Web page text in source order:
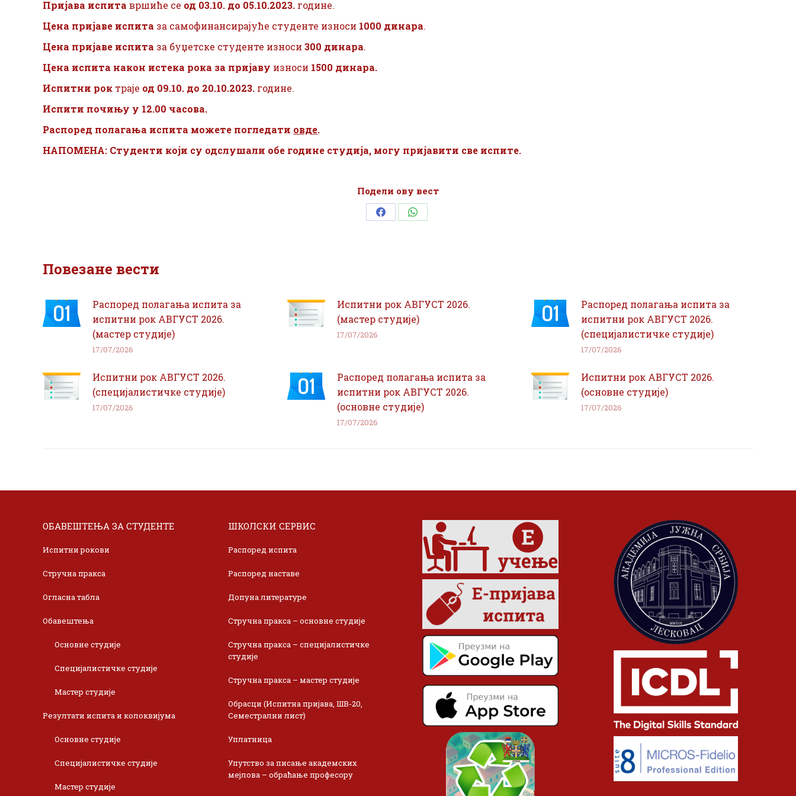
Пријава испита вршиће се од 03.10. до 05.10.2023. године.
Цена пријаве испита за самофинансирајуће студенте износи 1000 динара.
Цена пријаве испита за буџетске студенте износи 300 динара.
Цена испита након истека рока за пријаву износи 1500 динара.
Испитни рок траје од 09.10. до 20.10.2023. године.
Испити почињу у 12.00 часова.
Распоред полагања испита можете погледати овде.
НАПОМЕНА: Студенти који су одслушали обе године студија, могу пријавити све испите.
Подели ову вест
Share Share
Повезане вести
Распоред полагања испита за
испитни рок АВГУСТ 2026.
(мастер студије)
17/07/2026
Испитни рок АВГУСТ 2026.
(мастер студије)
17/07/2026
Распоред полагања испита за
испитни рок АВГУСТ 2026.
(специјалистичке студије)
17/07/2026
Испитни рок АВГУСТ 2026.
(специјалистичке студије)
17/07/2026
Распоред полагања испита за
испитни рок АВГУСТ 2026.
(основне студије)
17/07/2026
Испитни рок АВГУСТ 2026.
(основне студије)
17/07/2026
ОБАВЕШТЕЊА ЗА СТУДЕНТЕ
Испитни рокови
Стручна пракса
Огласна табла
Обавештења
Основне студије
Специјалистичке студије
Мастер студије
Резултати испита и колоквијума
Основне студије
Специјалистичке студије
Мастер студије
ШКОЛСКИ СЕРВИС
Распоред испита
Распоред наставе
Допуна литературе
Стручна пракса – основне студије
Стручна пракса – специјалистичке
студије
Стручна пракса – мастер студије
Обрасци (Испитна пријава, ШВ-20,
Семестрални лист)
Уплатница
Упутство за писање академских
мејлова – обраћање професору